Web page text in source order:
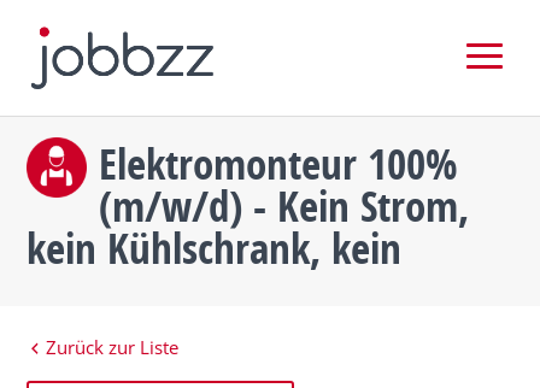
Elektromonteur 100%
(m/w/d) - Kein Strom,
kein Kühlschrank, kein
Zurück zur Liste